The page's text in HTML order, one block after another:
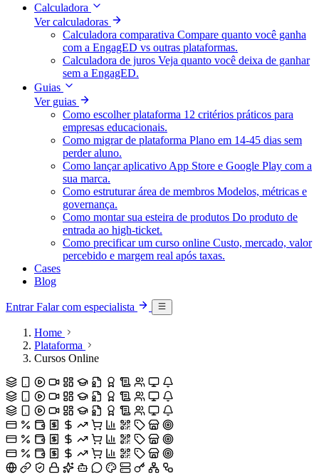
Calculadora
Ver calculadoras
Calculadora comparativa Compare quanto você ganha
com a EngagED vs outras plataformas.
Calculadora de juros Veja quanto você deixa de ganhar
sem a EngagED.
Guias
Ver guias
Como escolher plataforma 12 critérios práticos para
empresas educacionais.
Como migrar de plataforma Plano em 14-45 dias sem
perder aluno.
Como lançar aplicativo App Store e Google Play com a
sua marca.
Como estruturar área de membros Modelos, métricas e
governança.
Como montar sua esteira de produtos Do produto de
entrada ao high-ticket.
Como precificar um curso online Custo, mercado, valor
percebido e margem real após taxas.
Cases
Blog
EntrarFalar com especialista
Home
Plataforma
Cursos Online